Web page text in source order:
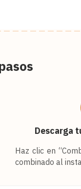
Descarga
Haz clic en
combinado al